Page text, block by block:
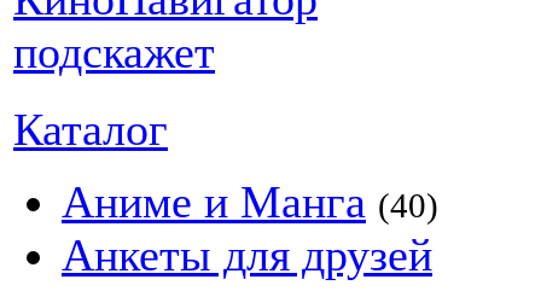
Каталог
Аниме и Манга (40)
Анкеты для друзей